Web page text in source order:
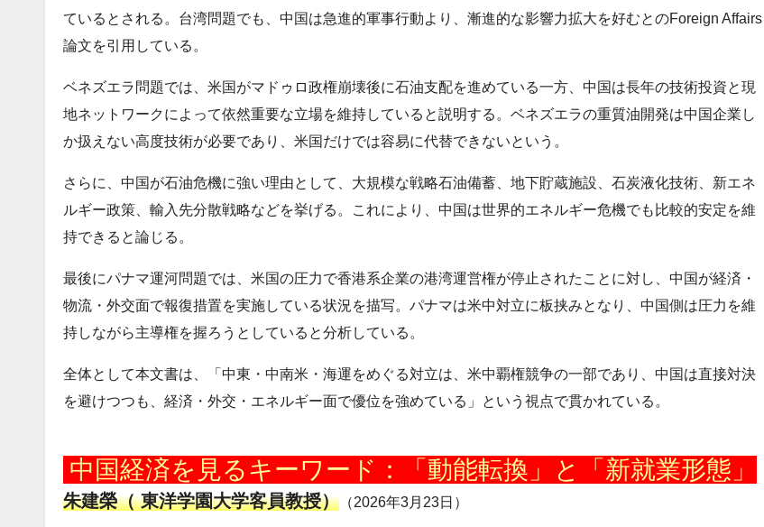
ているとされる。台湾問題でも、中国は急進的軍事行動より、漸進的な影響力拡大を好むとのForeign Affairs
論文を引用している。
ベネズエラ問題では、米国がマドゥロ政権崩壊後に石油支配を進めている一方、中国は長年の技術投資と現
地ネットワークによって依然重要な立場を維持していると説明する。ベネズエラの重質油開発は中国企業し
か扱えない高度技術が必要であり、米国だけでは容易に代替できないという。
さらに、中国が石油危機に強い理由として、大規模な戦略石油備蓄、地下貯蔵施設、石炭液化技術、新エネ
ルギー政策、輸入先分散戦略などを挙げる。これにより、中国は世界的エネルギー危機でも比較的安定を維
持できると論じる。
最後にパナマ運河問題では、米国の圧力で香港系企業の港湾運営権が停止されたことに対し、中国が経済・
物流・外交面で報復措置を実施している状況を描写。パナマは米中対立に板挟みとなり、中国側は圧力を維
持しながら主導権を握ろうとしていると分析している。
全体として本文書は、「中東・中南米・海運をめぐる対立は、米中覇権競争の一部であり、中国は直接対決
を避けつつも、経済・外交・エネルギー面で優位を強めている」という視点で貫かれている。
中国経済を見るキーワード：「動能転換」と「新就業形態」
朱建榮（ 東洋学園大学客員教授） （2026年3月23日）